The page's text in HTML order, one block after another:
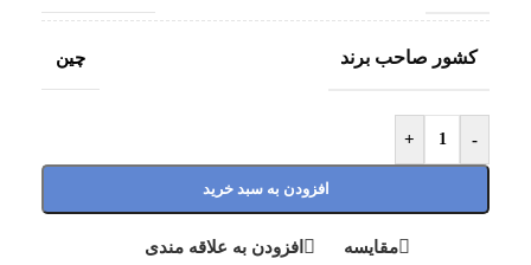
کشور صاحب برند چین
-
+
افزودن به سبد خرید
مقایسه افزودن به علاقه مندی